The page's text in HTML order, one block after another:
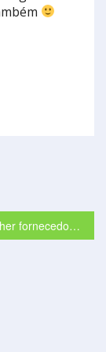
Como escolher fornecedores de confiança